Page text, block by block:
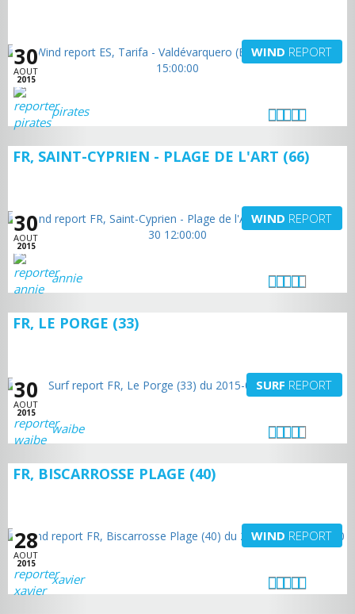
30
AOUT
2015
WIND REPORT
pirates
FR, SAINT-CYPRIEN - PLAGE DE L'ART (66)
30
AOUT
2015
WIND REPORT
annie
FR, LE PORGE (33)
30
AOUT
2015
SURF REPORT
waibe
FR, BISCARROSSE PLAGE (40)
28
AOUT
2015
WIND REPORT
xavier